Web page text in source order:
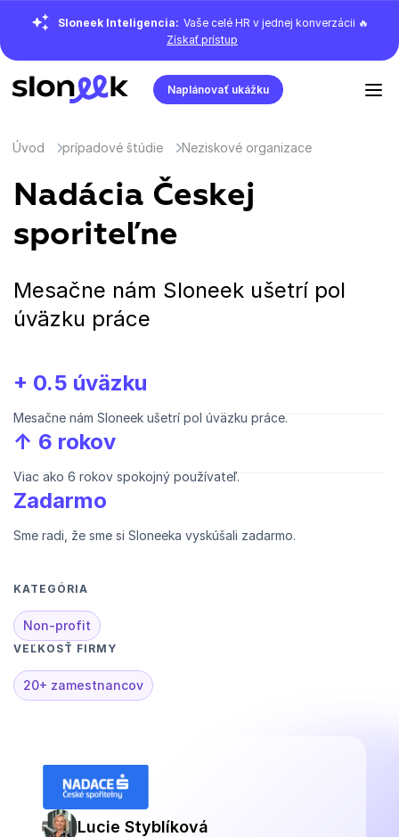
Sloneek Inteligencia: Vaše celé HR v jednej konverzácii 🔥
Získať prístup
Naplánovať ukážku
Úvod prípadové štúdie Neziskové organizace
Nadácia Českej
sporiteľne
Mesačne nám Sloneek ušetrí pol
úväzku práce
+ 0.5 úväzku
Mesačne nám Sloneek ušetrí pol úväzku práce.
↑ 6 rokov
Viac ako 6 rokov spokojný používateľ.
Zadarmo
Sme radi, že sme si Sloneeka vyskúšali zadarmo.
KATEGÓRIA
Non-profit
VEĽKOSŤ FIRMY
20+ zamestnancov
Lucie Styblíková